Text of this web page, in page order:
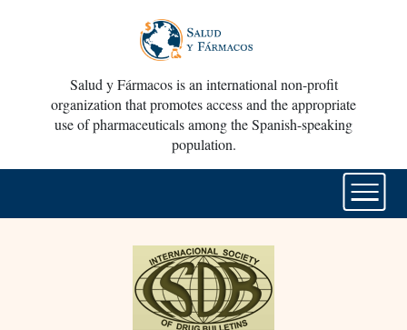
Salud y Fármacos is an international non-profit
organization that promotes access and the appropriate
use of pharmaceuticals among the Spanish-speaking
population.